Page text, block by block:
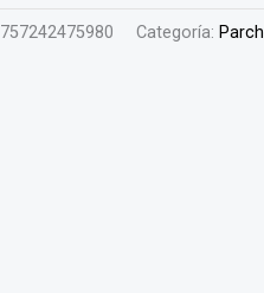
757242475980 Categoría: